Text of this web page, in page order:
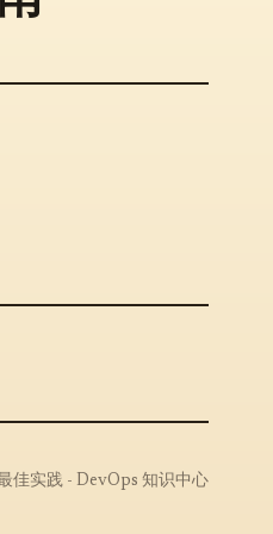
佳实践 - DevOps 知识中心